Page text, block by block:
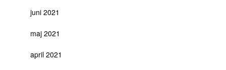
juni 2021
maj 2021
april 2021